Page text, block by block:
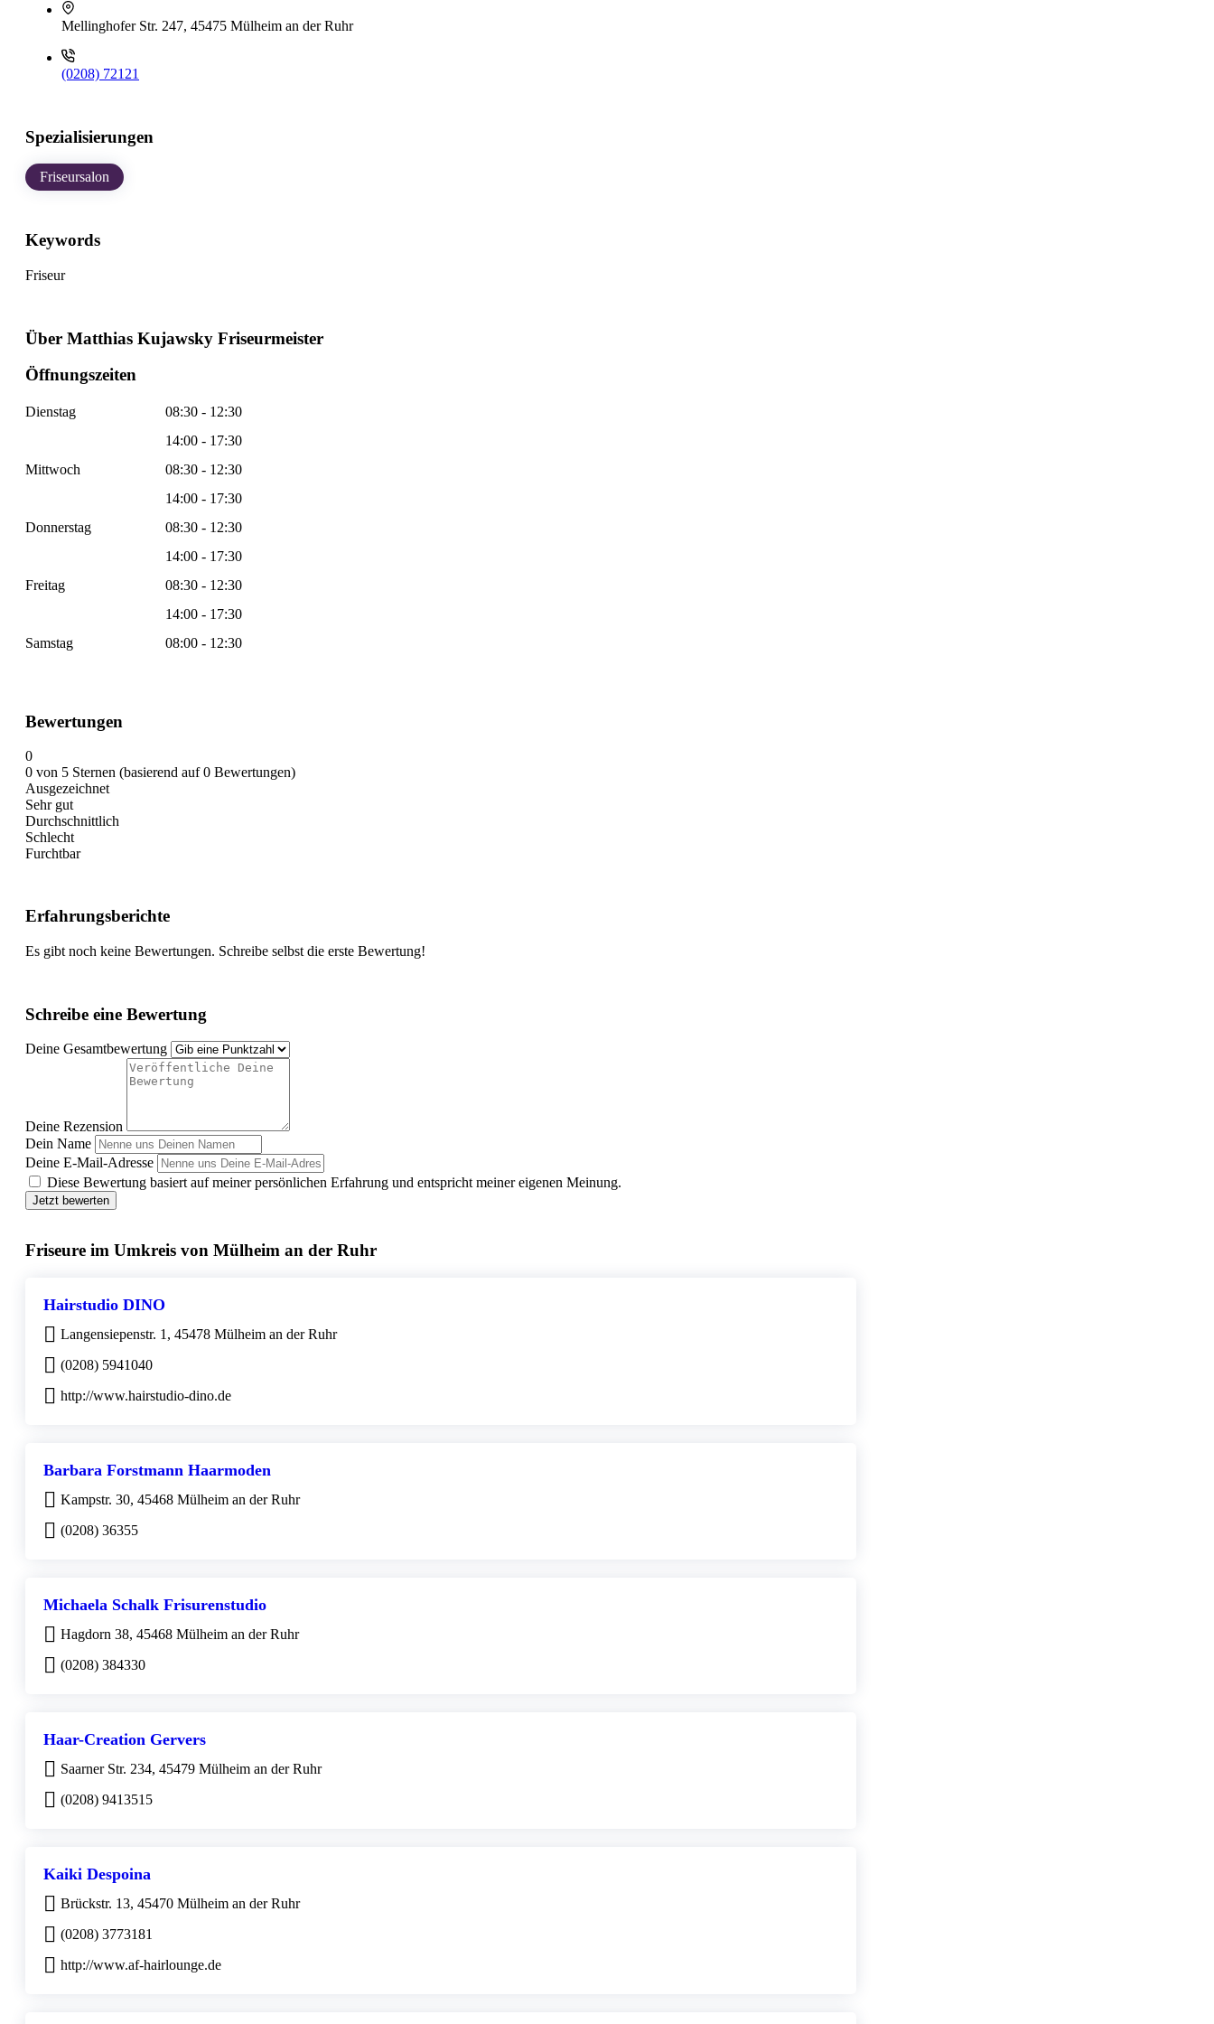
Mellinghofer Str. 247, 45475 Mülheim an der Ruhr
(0208) 72121
Spezialisierungen
Friseursalon
Keywords
Friseur
Über Matthias Kujawsky Friseurmeister
Öffnungszeiten
Dienstag
08:30 - 12:30
14:00 - 17:30
Mittwoch
08:30 - 12:30
14:00 - 17:30
Donnerstag
08:30 - 12:30
14:00 - 17:30
Freitag
08:30 - 12:30
14:00 - 17:30
Samstag
08:00 - 12:30
Bewertungen
0
0 von 5 Sternen (basierend auf 0 Bewertungen)
Ausgezeichnet
Sehr gut
Durchschnittlich
Schlecht
Furchtbar
Erfahrungsberichte
Es gibt noch keine Bewertungen. Schreibe selbst die erste Bewertung!
Schreibe eine Bewertung
Deine Gesamtbewertung
Deine Rezension
Dein Name
Deine E-Mail-Adresse
Diese Bewertung basiert auf meiner persönlichen Erfahrung und entspricht meiner eigenen Meinung.
Jetzt bewerten
Friseure im Umkreis von Mülheim an der Ruhr
Hairstudio DINO
Langensiepenstr. 1, 45478 Mülheim an der Ruhr
(0208) 5941040
http://www.hairstudio-dino.de
Barbara Forstmann Haarmoden
Kampstr. 30, 45468 Mülheim an der Ruhr
(0208) 36355
Michaela Schalk Frisurenstudio
Hagdorn 38, 45468 Mülheim an der Ruhr
(0208) 384330
Haar-Creation Gervers
Saarner Str. 234, 45479 Mülheim an der Ruhr
(0208) 9413515
Kaiki Despoina
Brückstr. 13, 45470 Mülheim an der Ruhr
(0208) 3773181
http://www.af-hairlounge.de